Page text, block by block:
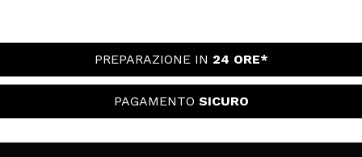
PREPARAZIONE IN 24 ORE*
PAGAMENTO SICURO